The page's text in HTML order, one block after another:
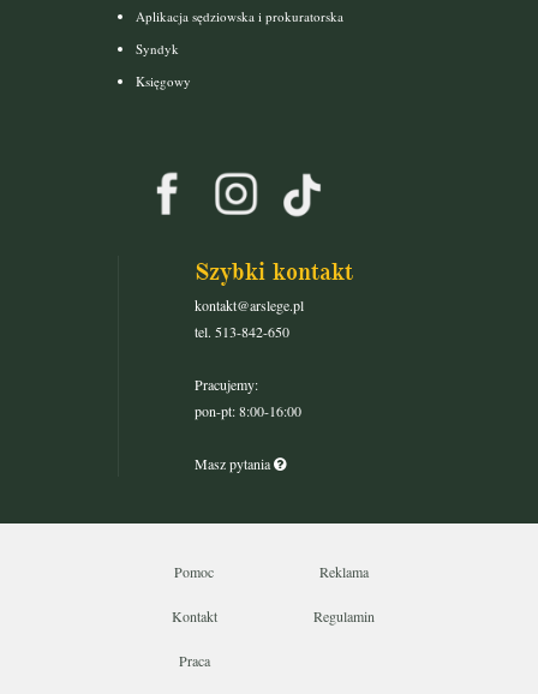
Aplikacja sędziowska i prokuratorska
Syndyk
Księgowy
Szybki kontakt
kontakt@arslege.pl
tel. 513-842-650
Pracujemy:
pon-pt: 8:00-16:00
Masz pytania
Pomoc Reklama
Kontakt Regulamin
Praca